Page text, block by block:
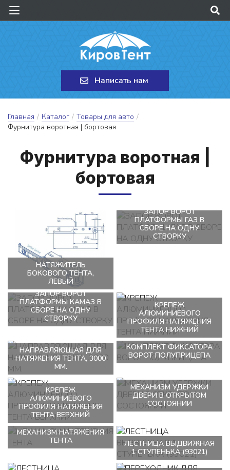
Написать нам
Главная / Каталог / Товары для авто /
Фурнитура воротная | бортовая
Фур­ни­ту­ра во­рот­ная |
бор­то­вая
НАТЯЖИТЕЛЬ
БОКОВОГО ТЕНТА,
ЛЕВЫЙ
ЗАПОР ВОРОТ
ПЛАТФОРМЫ ГАЗ В
СБОРЕ НА ОДНУ
СТВОРКУ
ЗАПОР ВОРОТ
ПЛАТФОРМЫ КАМАЗ В
СБОРЕ НА ОДНУ
СТВОРКУ
КРЕПЕЖ
АЛЮМИНИЕВОГО
ПРОФИЛЯ НАТЯЖЕНИЯ
ТЕНТА НИЖНИЙ
НАПРАВЛЯЮЩАЯ ДЛЯ
НАТЯЖЕНИЯ ТЕНТА, 3000
ММ.
КОМПЛЕКТ ФИКСАТОРА
ВОРОТ ПОЛУПРИЦЕПА
КРЕПЕЖ
АЛЮМИНИЕВОГО
ПРОФИЛЯ НАТЯЖЕНИЯ
ТЕНТА ВЕРХНИЙ
МЕХАНИЗМ УДЕРЖКИ
ДВЕРИ В ОТКРЫТОМ
СОСТОЯНИИ
МЕХАНИЗМ НАТЯЖЕНИЯ
ТЕНТА
ЛЕСТНИЦА ВЫДВИЖНАЯ
1 СТУПЕНЬКА (93021)